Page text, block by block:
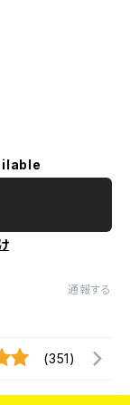
通報する
(351)